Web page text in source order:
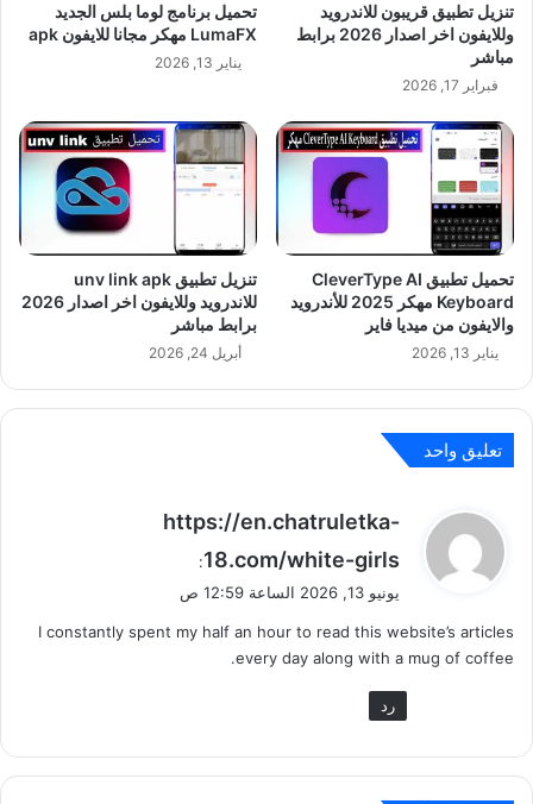
تنزيل تطبيق قريبون للاندرويد
وللايفون اخر اصدار 2026 برابط
مباشر
فبراير 17, 2026
تحميل برنامج لوما بلس الجديد
LumaFX مهكر مجانا للايفون apk
يناير 13, 2026
تحميل تطبيق CleverType AI
Keyboard مهكر 2025 للأندرويد
والايفون من ميديا فاير
يناير 13, 2026
تنزيل تطبيق unv link apk
للاندرويد وللايفون اخر اصدار 2026
برابط مباشر
أبريل 24, 2026
تعليق واحد
و
ل
https://en.chatruletka-
18.com/white-girls
:
يونيو 13, 2026 الساعة 12:59 ص
I constantly spent my half an hour to read this website’s articles
every day along with a mug of coffee.
رد